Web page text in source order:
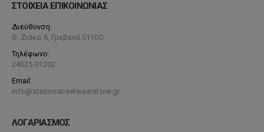
ΣΤΟΙΧΕΙΑ ΕΠΙΚΟΙΝΩΝΙΑΣ
Διεύθυνση:
Θ. Ζιάκα 6, Γρεβενά 51100
Τηλέφωνο:
24625 01202
Email:
info@stationstreetwearstore.gr
ΛΟΓΑΡΙΑΣΜΟΣ